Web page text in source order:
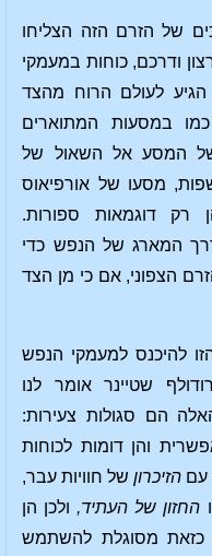
של הזרם הזה הצליחו
ודרכם, כוחות במעמקי
לעולם הרוח מהצד
כמו במסעות המתוארים
המסע אל השאול של
מסעו של אורפיאוס
רק דוגמאות ספורות.
המארג של הנפש כדי
הצפוני, אם כי מן הצד
להיכנס למעמקי הנפש
שטיינר אומר לנו
הם סגולות צעירות:
והן דומות לכוחות
עם הזיכרוןשל חוויות עבר,
החזון של העתיד, ולכן הן
כזאת מסוגלת להשתמש